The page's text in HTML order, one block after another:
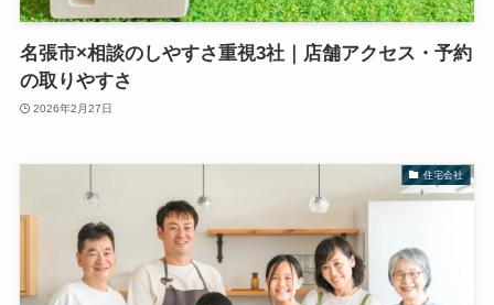
名張市×相談のしやすさ重視3社｜店舗アクセス・予約
の取りやすさ
2026年2月27日
住宅会社